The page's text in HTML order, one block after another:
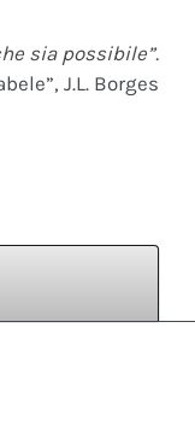
sia possibile”.
J.L. Borges